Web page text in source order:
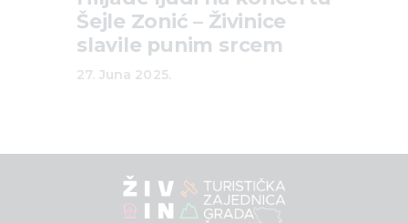
Šejle Zonić – Živinice
slavile punim srcem
27. Juna 2025.